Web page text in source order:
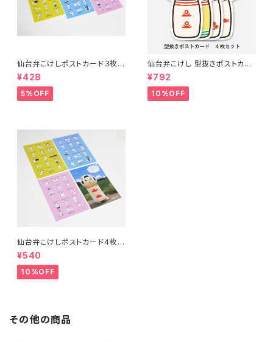
仙台弁こけしポストカード３枚セ
ット（ピンク・ブルー・イエロー）
¥428
5%OFF
仙台弁こけし 型抜きポストカー
ド（４枚セット）
¥792
10%OFF
仙台弁こけしポストカード４枚セ
ット（ピンク・ブルー・イエロー・
着ぐるみ）
¥540
10%OFF
その他の商品